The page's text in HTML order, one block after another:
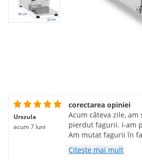
Urszula
acum 7 luni
corectarea opiniei
Acum câteva zile,
pierdut fagurii. I-am
Am mutat fagurii în
a doua mașină pe
Indiferent câte mese
Citește mai mult